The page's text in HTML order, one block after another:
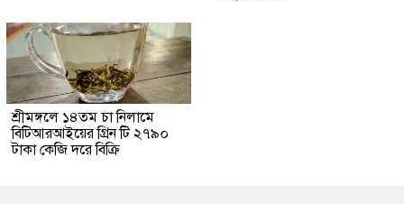
শ্রীমঙ্গলে ১৪তম চা নিলামে
বিটিআরআইয়ের গ্রিন টি ২৭৯০
টাকা কেজি দরে বিক্রি